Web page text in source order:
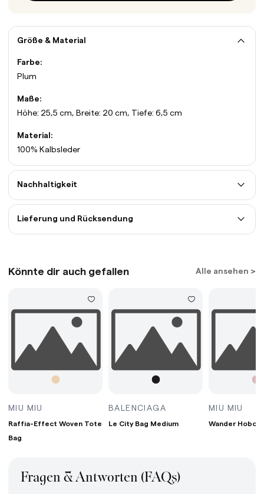
Größe & Material
Farbe:
Plum
Maße:
Höhe: 25,5 cm, Breite: 20 cm, Tiefe: 6,5 cm
Material:
100% Kalbsleder
Nachhaltigkeit
Lieferung und Rücksendung
Könnte dir auch gefallen Alle ansehen >
MINI BORDEAUX
MIU MIU RAFFIA-EFFECT WOVEN TOTE BAG WHITE/TAN/
Raffia-Effect Woven Tote
Bag
BALENCIAGA LE CITY BAG
Le City Bag Medium
MIU MIU
Wander Hobo
Fragen & Antworten (FAQs)